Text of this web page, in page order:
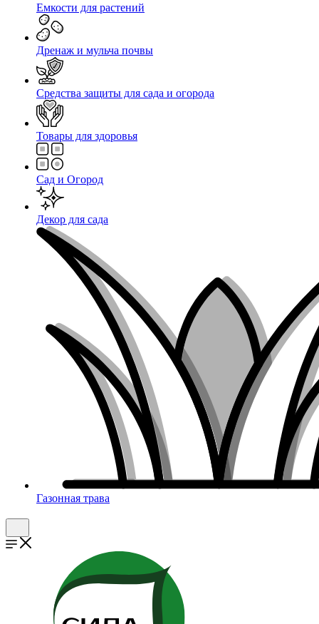
Емкости для растений
Дренаж и мульча почвы
Средства защиты для сада и огорода
Товары для здоровья
Сад и Огород
Декор для сада
Газонная трава